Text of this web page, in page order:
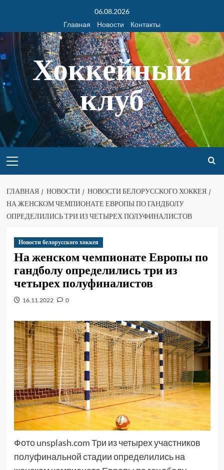
06.08.2026
Главная
Новости Контакты
Хоккейный
клуб
ГЛАВНАЯ НОВОСТИ
НОВОСТИ БЕЛОРУССКОГО ХОККЕЯ
НА ЖЕНСКОМ ЧЕМПИОНАТЕ ЕВРОПЫ ПО ГАНДБОЛУ
ОПРЕДЕЛИЛИСЬ ТРИ ИЗ ЧЕТЫРЕХ ПОЛУФИНАЛИСТОВ
Новости белорусского хоккея
На женском чемпионате Европы по
гандболу определились три из
четырех полуфиналистов
16.11.2022 0
Фото unsplash.com Три из четырех участников
полуфинальной стадии определились на